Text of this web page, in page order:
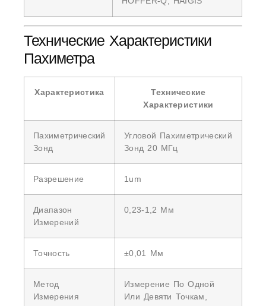
Технические Характеристики
Пахиметра
Характеристика
Технические
Характеристики
Пахиметрический
Зонд
Угловой Пахиметрический
Зонд 20 МГц
Разрешение 1um
Диапазон
Измерений
0,23-1,2 Мм
Точность ±0,01 Мм
Метод
Измерения
Измерение По Одной
Или Девяти Точкам,